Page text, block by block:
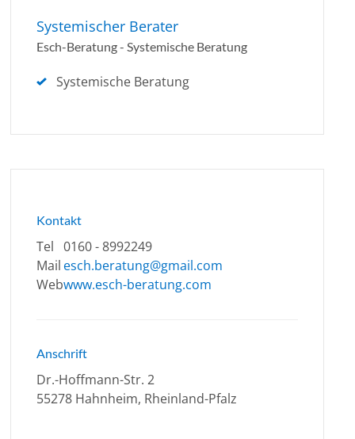
Systemischer Berater
Esch-Beratung - Systemische Beratung
Systemische Beratung
Kontakt
Tel 0160 - 8992249
Mail esch.beratung@gmail.com
Webwww.esch-beratung.com
Anschrift
Dr.-Hoffmann-Str. 2
55278 Hahnheim, Rheinland-Pfalz